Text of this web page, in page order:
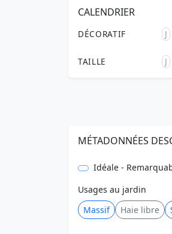
CALENDRIER
DÉCORATIF J
TAILLE J
MÉTADONNÉES
Idéale -
Usages au jardin
Massif
Haie libre